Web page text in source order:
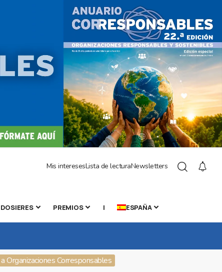
Mis interesesLista de lecturaNewsletters
DOSIERES PREMIOS | ESPAÑA
Organizaciones Corresponsables